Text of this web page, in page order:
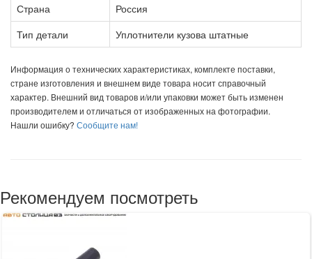
Страна
Россия
Тип детали
Уплотнители кузова штатные
Информация о технических характеристиках, комплекте поставки,
стране изготовления и внешнем виде товара носит справочный
характер. Внешний вид товаров и/или упаковки может быть изменен
производителем и отличаться от изображенных на фотографии.
Нашли ошибку? Сообщите нам!
Рекомендуем посмотреть